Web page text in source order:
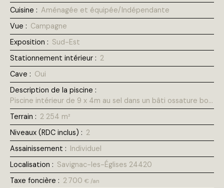
Cuisine : Aménagée et équipée/Indépendante
Vue : Campagne
Exposition : Sud-Est
Stationnement intérieur : 2
Cave : Oui
Description de la piscine :
Piscine intérieur de 9 x 4m au sel dans un bâti ossature bois entièrement vité de 120m2
Terrain : 2 254 m²
Niveaux (RDC inclus) : 2
Assainissement : Individuel
Localisation : Savignac-les-Églises 24420
Taxe foncière : 2 700 € /an